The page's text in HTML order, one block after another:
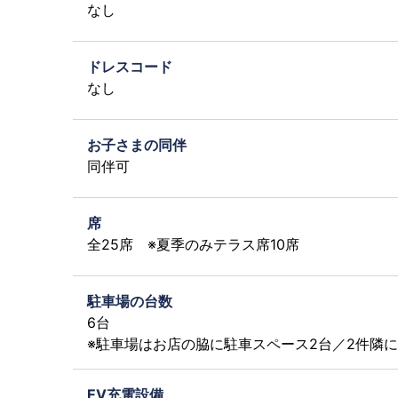
なし
ドレスコード
なし
お子さまの同伴
同伴可
席
全25席 ※夏季のみテラス席10席
駐車場の台数
6台
※駐車場はお店の脇に駐車スペース2台／2件隣
EV充電設備